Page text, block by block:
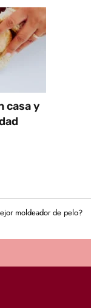
casa y
moldeador de pelo?